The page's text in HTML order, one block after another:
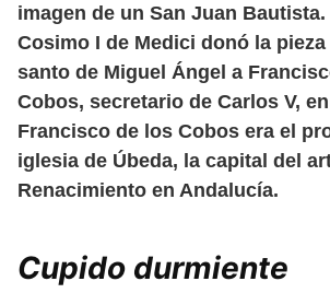
imagen de un San Juan
Cosimo I de Medici donó la
santo de Miguel Ángel a
Cobos, secretario de Carlos V,
Francisco de los Cobos era el
iglesia de Úbeda, la capital del
Renacimiento en Andalucía.
Cupido durmiente